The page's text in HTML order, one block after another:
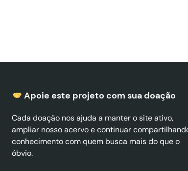
Apoie este projeto com sua doação
Cada doação nos ajuda a manter o site ativo,
ampliar nosso acervo e continuar
conhecimento com quem busca mais do que o
óbvio.